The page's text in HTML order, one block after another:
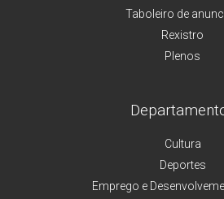
Taboleiro de
Rexistro
Plenos
Cultura
Deportes
Emprego e